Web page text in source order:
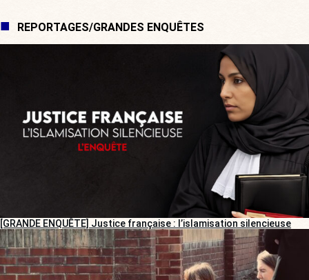
REPORTAGES/GRANDES ENQUÊTES
[GRANDE ENQUÊTE] Justice française : l’islamisation silencieuse